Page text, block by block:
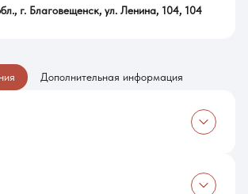
г. Благовещенск, ул. Ленина, 104, 104
Дополнительная информация